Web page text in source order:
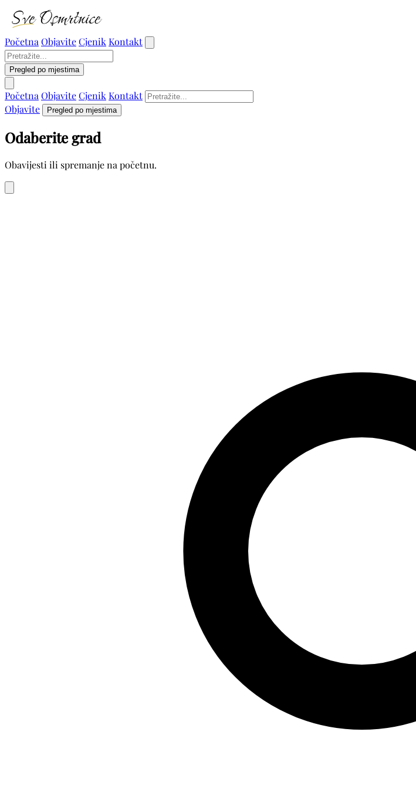
Početna ObjaviteCjenik Kontakt
Pregled po mjestima
Početna ObjaviteCjenik Kontakt
Objavite
Pregled po mjestima
Odaberite grad
Obavijesti ili spremanje na početnu.